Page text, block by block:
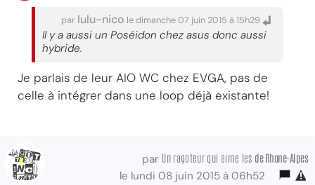
par lulu-nico le dimanche 07 juin 2015 à 15h29
Il y a aussi un Poséidon chez asus donc aussi
hybride.
Je parlais de leur AIO WC chez EVGA, pas de
celle à intégrer dans une loop déjà existante!
par Un ragoteur qui aime les de Rhone-Alpes
le lundi 08 juin 2015 à 06h52